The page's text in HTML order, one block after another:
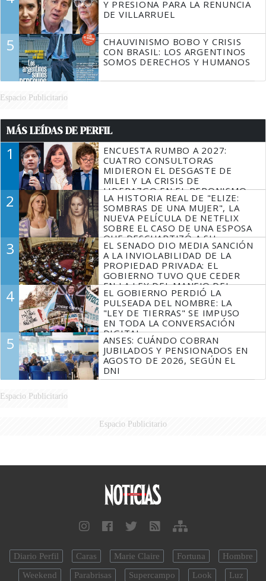
Y PRESIONA PARA LA RENUNCIA
DE VILLARRUEL
5
CHAUVINISMO BOBO Y CRISIS
CON BRASIL: LOS ARGENTINOS
SOMOS DERECHOS Y HUMANOS
Espacio Publicitario
MÁS LEÍDAS DE PERFIL
1
ENCUESTA RUMBO A 2027:
CUATRO CONSULTORAS
MIDIERON EL DESGASTE DE
MILEI Y LA CRISIS DE
LIDERAZGO EN EL PERONISMO
2
LA HISTORIA REAL DE "ELIZE:
SOMBRAS DE UNA MUJER", LA
NUEVA PELÍCULA DE NETFLIX
SOBRE EL CASO DE UNA ESPOSA
QUE DESCUARTIZÓ A SU
MARIDO
3
EL SENADO DIO MEDIA SANCIÓN
A LA INVIOLABILIDAD DE LA
PROPIEDAD PRIVADA: EL
GOBIERNO TUVO QUE CEDER
EN LA LEY DEL MANEJO DEL
FUEGO
4
EL GOBIERNO PERDIÓ LA
PULSEADA DEL NOMBRE: LA
"LEY DE TIERRAS" SE IMPUSO
EN TODA LA CONVERSACIÓN
DIGITAL
5
ANSES: CUÁNDO COBRAN
JUBILADOS Y PENSIONADOS EN
AGOSTO DE 2026, SEGÚN EL
DNI
Espacio Publicitario
Espacio Publicitario
Diario Perfil Caras Marie Claire Fortuna
Hombre
Weekend
Parabrisas Supercampo Look Luz